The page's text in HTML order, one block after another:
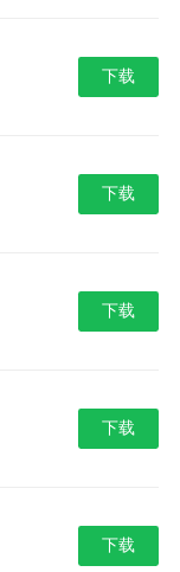
下载
下载
下载
下载
下载